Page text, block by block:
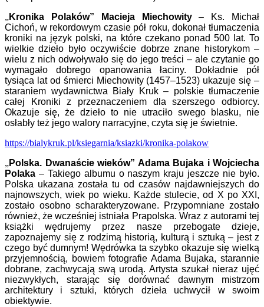
„Kronika Polaków” Macieja Miechowity– Ks. Michał
Cichoń, w rekordowym czasie pół roku, dokonał tłumaczenia
kroniki na język polski, na które czekano ponad 500 lat. To
wielkie dzieło było oczywiście dobrze znane historykom –
wielu z nich odwoływało się do jego treści – ale czytanie go
wymagało dobrego opanowania łaciny. Dokładnie pół
tysiąca lat od śmierci Miechowity (1457–1523) ukazuje się –
staraniem wydawnictwa Biały Kruk – polskie tłumaczenie
całej Kroniki z przeznaczeniem dla szerszego odbiorcy.
Okazuje się, że dzieło to nie utraciło swego blasku, nie
osłabły też jego walory narracyjne, czyta się je świetnie.
https://bialykruk.pl/ksiegarnia/ksiazki/kronika-polakow
„Polska. Dwanaście wieków” Adama Bujaka i Wojciecha
Polaka – Takiego albumu o naszym kraju jeszcze nie było.
Polska ukazana została tu od czasów najdawniejszych do
najnowszych, wiek po wieku. Każde stulecie, od X po XXI,
zostało osobno scharakteryzowane. Przypomniane zostało
również, że wcześniej istniała Prapolska. Wraz z autorami tej
książki wędrujemy przez nasze przebogate dzieje,
zapoznajemy się z rodzimą historią, kulturą i sztuką – jest z
czego być dumnym! Wędrówka ta szybko okazuje się wielką
przyjemnością, bowiem fotografie Adama Bujaka, starannie
dobrane, zachwycają swą urodą. Artysta szukał nieraz ujęć
niezwykłych, starając się dorównać dawnym mistrzom
architektury i sztuki, których dzieła uchwycił w swoim
obiektywie.